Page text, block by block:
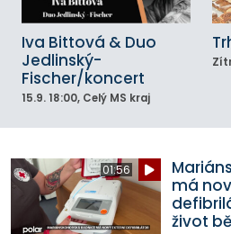
Iva Bittová & Duo
Jedlinský-
Fischer/koncert
15.9. 18:00, Celý MS kraj
01:56
má
život